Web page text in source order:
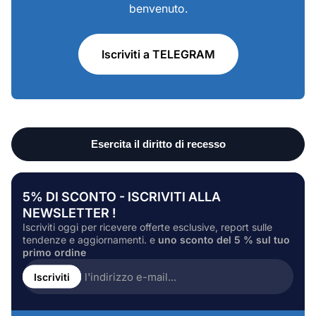
benvenuto.
Iscriviti a TELEGRAM
5% DI SCONTO - ISCRIVITI ALLA
NEWSLETTER !
Iscriviti oggi per ricevere offerte esclusive, report sulle
tendenze e aggiornamenti. e uno sconto del 5 % sul tuo
primo ordine
Inserire
l'indirizzo
e-
Iscriviti